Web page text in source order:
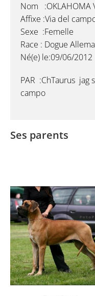
Nom :OKLAHOMA
Affixe :Via del
Sexe :Femelle
Race : Dogue
Né(e) le:09/06/2012
PAR :ChTaurus
campo
Ses parents